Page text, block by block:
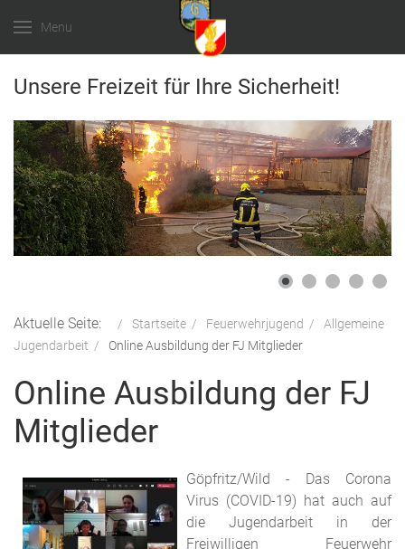
Menu
Unsere Freizeit für Ihre Sicherheit!
Aktuelle Seite: Startseite Feuerwehrjugend
Allgemeine
Jugendarbeit
Online Ausbildung der FJ Mitglieder
Online Ausbildung der FJ
Mitglieder
Göpfritz/Wild - Das Corona
Virus (COVID-19) hat auch auf
die Jugendarbeit in der
Freiwilligen Feuerwehr